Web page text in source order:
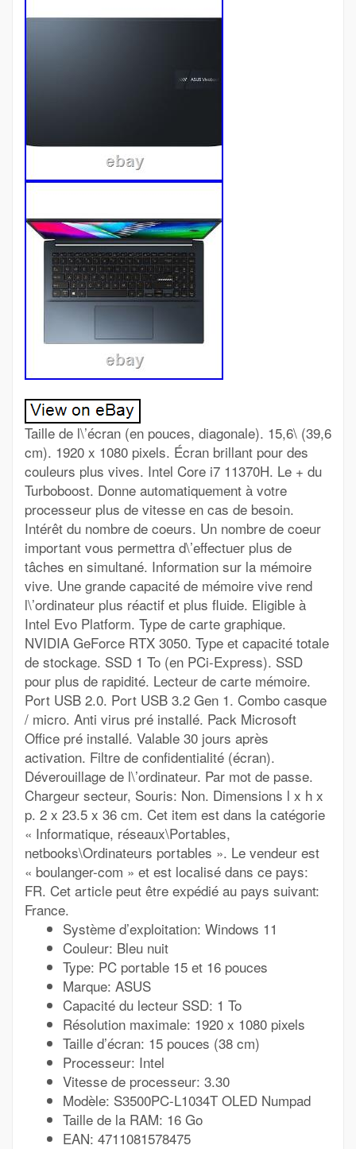
Taille de l\’écran (en pouces, diagonale). 15,6\ (39,6
cm). 1920 x 1080 pixels. Écran brillant pour des
couleurs plus vives. Intel Core i7 11370H. Le + du
Turboboost. Donne automatiquement à votre
processeur plus de vitesse en cas de besoin.
Intérêt du nombre de coeurs. Un nombre de coeur
important vous permettra d\’effectuer plus de
tâches en simultané. Information sur la mémoire
vive. Une grande capacité de mémoire vive rend
l\’ordinateur plus réactif et plus fluide. Eligible à
Intel Evo Platform. Type de carte graphique.
NVIDIA GeForce RTX 3050. Type et capacité totale
de stockage. SSD 1 To (en PCi-Express). SSD
pour plus de rapidité. Lecteur de carte mémoire.
Port USB 2.0. Port USB 3.2 Gen 1. Combo casque
/ micro. Anti virus pré installé. Pack Microsoft
Office pré installé. Valable 30 jours après
activation. Filtre de confidentialité (écran).
Déverouillage de l\’ordinateur. Par mot de passe.
Chargeur secteur, Souris: Non. Dimensions l x h x
p. 2 x 23.5 x 36 cm. Cet item est dans la catégorie
« Informatique, réseaux\Portables,
netbooks\Ordinateurs portables ». Le vendeur est
« boulanger-com » et est localisé dans ce pays:
FR. Cet article peut être expédié au pays suivant:
France.
Système d’exploitation: Windows 11
Couleur: Bleu nuit
Type: PC portable 15 et 16 pouces
Marque: ASUS
Capacité du lecteur SSD: 1 To
Résolution maximale: 1920 x 1080 pixels
Taille d’écran: 15 pouces (38 cm)
Processeur: Intel
Vitesse de processeur: 3.30
Modèle: S3500PC-L1034T OLED Numpad
Taille de la RAM: 16 Go
EAN: 4711081578475